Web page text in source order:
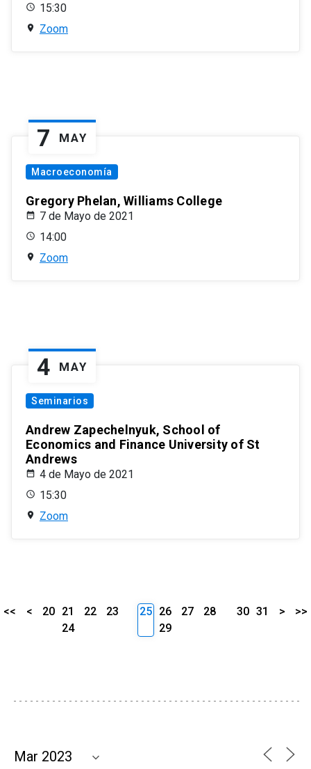
15:30
Zoom
7 MAY
Macroeconomía
Gregory Phelan, Williams College
7 de Mayo de 2021
14:00
Zoom
4 MAY
Seminarios
Andrew Zapechelnyuk, School of
Economics and Finance University of St
Andrews
4 de Mayo de 2021
15:30
Zoom
<< < 20 21 22
23
24
25 26 27
28
29
30 31 > >>